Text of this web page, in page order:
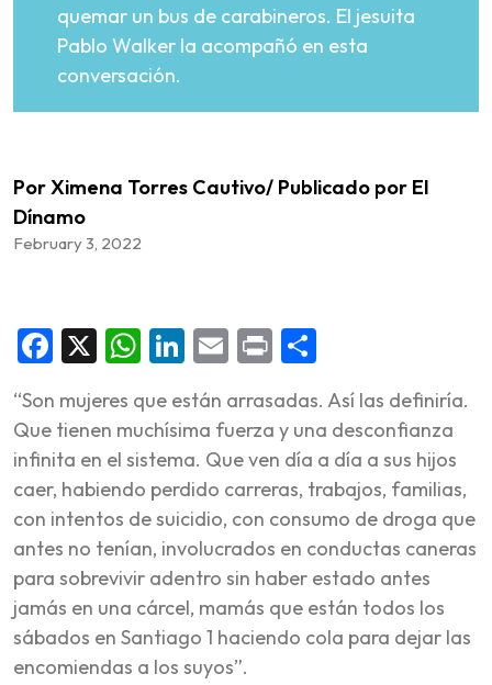
quemar un bus de carabineros. El jesuita
Pablo Walker la acompañó en esta
conversación.
Por Ximena Torres Cautivo/ Publicado por El
Dínamo
February 3, 2022
Facebook
X WhatsApp
LinkedIn
Email
Print
“Son mujeres que están arrasadas. Así las definiría.
Que tienen muchísima fuerza y una desconfianza
infinita en el sistema. Que ven día a día a sus hijos
caer, habiendo perdido carreras, trabajos, familias,
con intentos de suicidio, con consumo de droga que
antes no tenían, involucrados en conductas caneras
para sobrevivir adentro sin haber estado antes
jamás en una cárcel, mamás que están todos los
sábados en Santiago 1 haciendo cola para dejar las
encomiendas a los suyos”.